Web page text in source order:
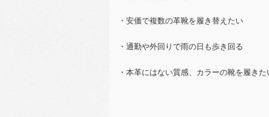
・安価で複数の革靴を履き替えたい
・通勤や外回りで雨の日も歩き回る
・本革にはない質感、カラーの靴を履きた